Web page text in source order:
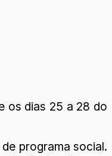
os dias 25 a 28 do
programa social.